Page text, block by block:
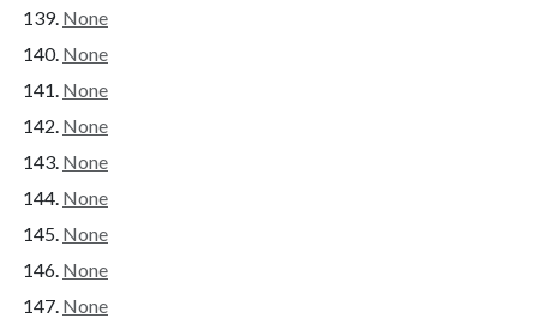
None
None
None
None
None
None
None
None
None